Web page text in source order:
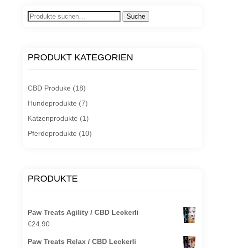
Suche
Suche
PRODUKT KATEGORIEN
CBD Produke (18)
Hundeprodukte (7)
Katzenprodukte (1)
Pferdeprodukte (10)
PRODUKTE
Paw Treats Agility / CBD Leckerli
€24.90
Paw Treats Relax / CBD Leckerli